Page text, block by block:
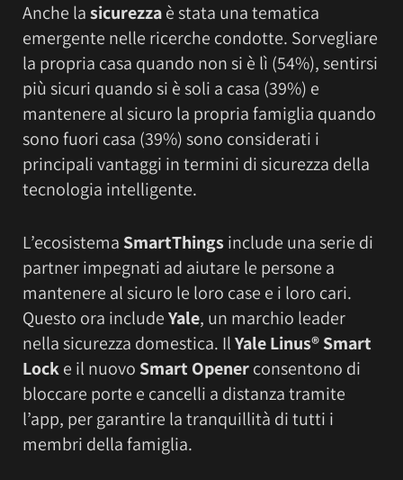
Anche lasicurezzaè stata una tematica
emergente nelle ricerche condotte. Sorvegliare
la propria casa quando non si è lì (54%), sentirsi
più sicuri quando si è soli a casa (39%) e
mantenere al sicuro la propria famiglia quando
sono fuori casa (39%) sono considerati i
principali vantaggi in termini di sicurezza della
tecnologia intelligente.
L’ecosistema SmartThingsinclude una serie di
partner impegnati ad aiutare le persone a
mantenere al sicuro le loro case e i loro cari.
Questo ora includeYale, un marchio leader
nella sicurezza domestica. IlYale Linus® Smart
Locke il nuovo Smart Openerconsentono di
bloccare porte e cancelli a distanza tramite
l’app, per garantire la tranquillità di tutti i
membri della famiglia.